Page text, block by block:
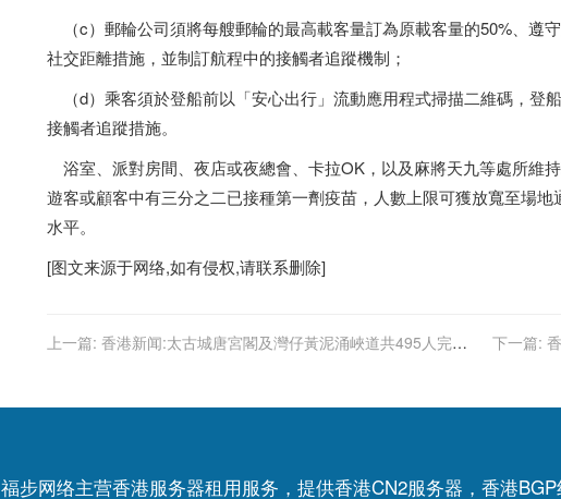
（c）郵輪公司須將每艘郵輪的最高載客量訂為原載客量的50%、遵
社交距離措施，並制訂航程中的接觸者追蹤機制；
（d）乘客須於登船前以「安心出行」流動應用程式掃描二維碼，登
接觸者追蹤措施。
浴室、派對房間、夜店或夜總會、卡拉OK，以及麻將天九等處所維
遊客或顧客中有三分之二已接種第一劑疫苗，人數上限可獲放寬至場
水平。
[图文来源于网络,如有侵权,请联系删除]
上一篇: 香港新闻:太古城唐宮閣及灣仔黃泥涌峽道共495人完成
下一篇:
福步网络主营香港服务器租用服务，提供香港CN2服务器，香港